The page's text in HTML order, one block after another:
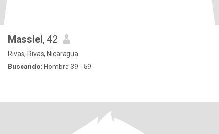
Massiel, 42
Rivas, Rivas, Nicaragua
Buscando: Hombre 39 - 59